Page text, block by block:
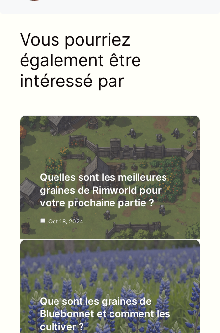
Vous pourriez
également être
intéressé par
Quelles sont les meilleures
graines de Rimworld pour
votre prochaine partie ?
Oct 18, 2024
Que sont les graines de
Bluebonnet et comment les
cultiver ?